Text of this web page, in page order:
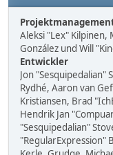
Aleksi "Lex" Kilpinen,
González und Will
Entwickler
Jon "Sesquipedalian"
Rydhé, Aaron van
Kristiansen, Brad
Hendrik Jan
"Sesquipedalian"
"RegularExpression"